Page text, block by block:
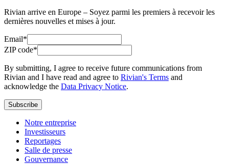
Rivian arrive en Europe – Soyez parmi les premiers à recevoir les
dernières nouvelles et mises à jour.
Email*
ZIP code*
By submitting, I agree to receive future communications from
Rivian and I have read and agree to Rivian's Terms and
acknowledge the Data Privacy Notice.
Subscribe
Notre entreprise
Investisseurs
Reportages
Salle de presse
Gouvernance